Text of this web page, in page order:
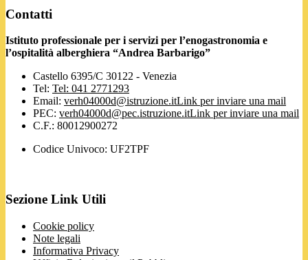
Contatti
Istituto professionale per i servizi per l’enogastronomia e
l’ospitalità alberghiera “Andrea Barbarigo”
Castello 6395/C 30122 - Venezia
Tel: Tel: 041 2771293
Email: verh04000d@istruzione.itLink per inviare una mail
PEC: verh04000d@pec.istruzione.itLink per inviare una mail
C.F.: 80012900272
Codice Univoco: UF2TPF
Sezione Link Utili
Cookie policy
Note legali
Informativa Privacy